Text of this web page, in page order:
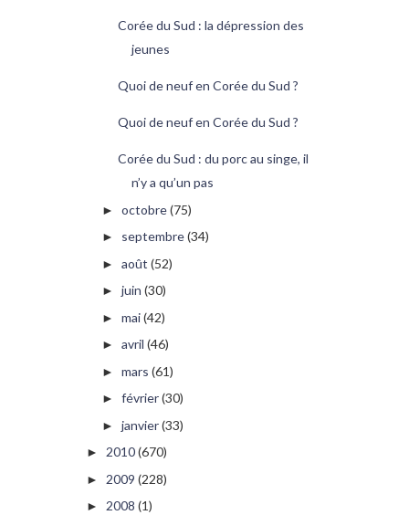
Corée du Sud : la dépression des
jeunes
Quoi de neuf en Corée du Sud ?
Quoi de neuf en Corée du Sud ?
Corée du Sud : du porc au singe, il
n’y a qu’un pas
► octobre(75)
► septembre(34)
► août (52)
► juin (30)
► mai(42)
► avril (46)
► mars (61)
► février(30)
► janvier(33)
► 2010(670)
► 2009 (228)
► 2008 (1)